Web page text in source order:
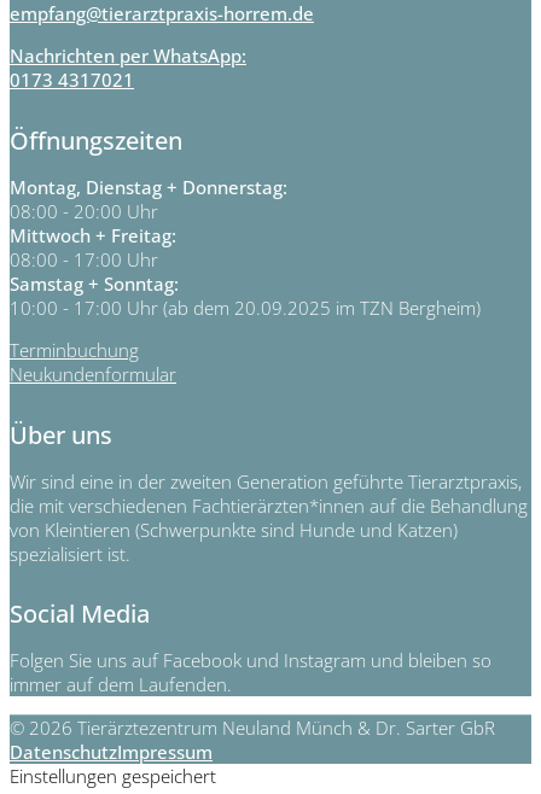
empfang@tierarztpraxis-horrem.de
Nachrichten per WhatsApp:
0173 4317021
Öffnungszeiten
Montag, Dienstag + Donnerstag:
08:00 - 20:00 Uhr
Mittwoch + Freitag:
08:00 - 17:00 Uhr
Samstag + Sonntag:
10:00 - 17:00 Uhr (ab dem 20.09.2025 im TZN Bergheim)
Terminbuchung
Neukundenformular
Über uns
Wir sind eine in der zweiten Generation geführte Tierarztpraxis,
die mit verschiedenen Fachtierärzten*innen auf die Behandlung
von Kleintieren (Schwerpunkte sind Hunde und Katzen)
spezialisiert ist.
Social Media
Folgen Sie uns auf Facebook und Instagram und bleiben so
immer auf dem Laufenden.
© 2026 Tierärztezentrum Neuland Münch & Dr. Sarter GbR
DatenschutzImpressum
Einstellungen gespeichert